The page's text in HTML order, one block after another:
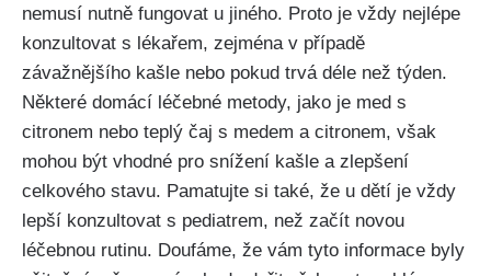
nemusí nutně fungovat u jiného. Proto je ‌vždy nejlépe⁤
konzultovat s lékařem, zejména v případě
⁣závažnějšího kašle‌ nebo pokud trvá déle než ‍týden.⁢
Některé domácí léčebné metody, jako je med s
citronem nebo teplý čaj s⁤ medem a citronem,‍ však
mohou být vhodné pro snížení ⁣kašle a zlepšení
celkového stavu. ‌Pamatujte si také, že u ‌dětí je vždy
lepší konzultovat s pediatrem, než začít novou
léčebnou rutinu. Doufáme, že ​vám tyto informace byly